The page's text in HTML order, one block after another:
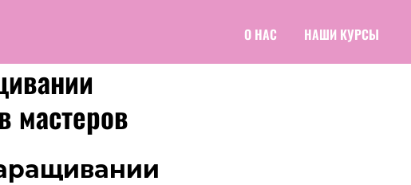
О НАС НАШИ КУРСЫ
мастеров